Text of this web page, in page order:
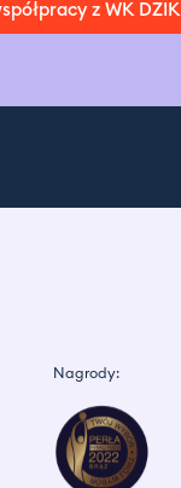
z WK DZIK
Nagrody: